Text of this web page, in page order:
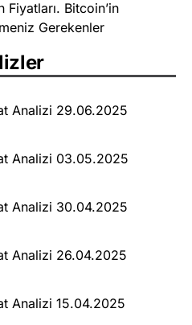
Fiyatları. Bitcoin’in
Gerekenler
Analizi 29.06.2025
Analizi 03.05.2025
Analizi 30.04.2025
Analizi 26.04.2025
Analizi 15.04.2025